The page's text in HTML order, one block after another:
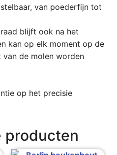
van poederfijn tot
blijft ook na het
kan op elk moment op de
van de molen worden
op het precisie
producten